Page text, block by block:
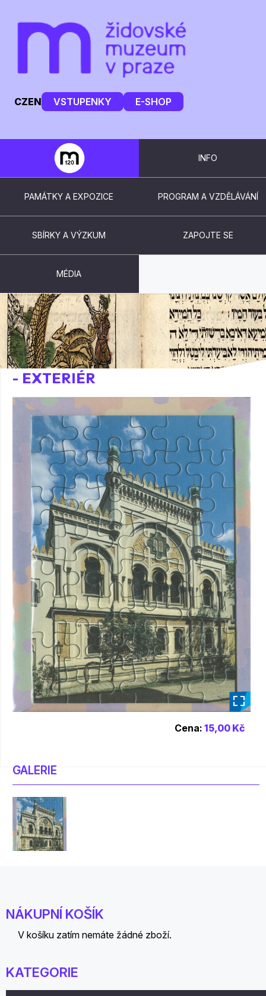
CZEN VSTUPENKY E-SHOP
INFO
PAMÁTKY A EXPOZICE PROGRAM A VZDĚLÁVÁNÍ
SBÍRKY A VÝZKUM ZAPOJTE SE
MÉDIA
PUZZLE - ŠPANĚLSKÁ SYNAGOGA
- EXTERIÉR
Cena: 15,00 Kč
GALERIE
NÁKUPNÍ KOŠÍK
V košíku zatím nemáte žádné zboží.
KATEGORIE